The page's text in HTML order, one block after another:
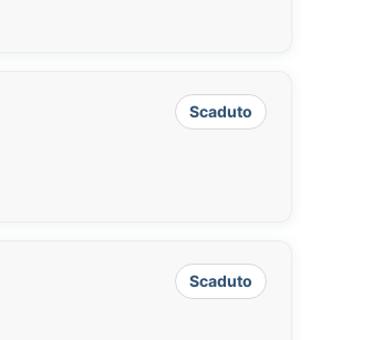
Scaduto
Scaduto